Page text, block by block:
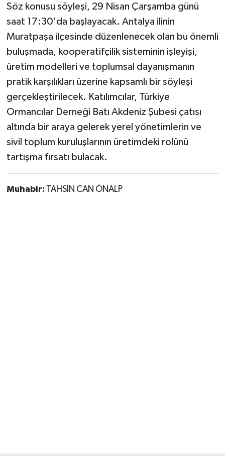
Söz konusu söyleşi, 29 Nisan Çarşamba günü
saat 17:30'da başlayacak. Antalya ilinin
Muratpaşa ilçesinde düzenlenecek olan bu önemli
buluşmada, kooperatifçilik sisteminin işleyişi,
üretim modelleri ve toplumsal dayanışmanın
pratik karşılıkları üzerine kapsamlı bir söyleşi
gerçekleştirilecek. Katılımcılar, Türkiye
Ormancılar Derneği Batı Akdeniz Şubesi çatısı
altında bir araya gelerek yerel yönetimlerin ve
sivil toplum kuruluşlarının üretimdeki rolünü
tartışma fırsatı bulacak.
Muhabir: TAHSİN CAN ÖNALP